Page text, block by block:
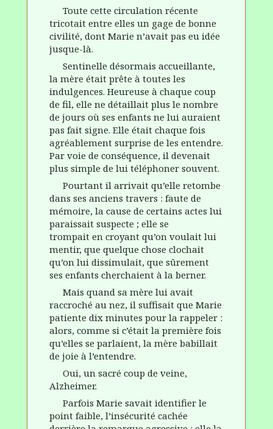
Toute cette circulation récente
tricotait entre elles un gage de bonne
civilité, dont Marie n’avait pas eu idée
jusque-là.
Sentinelle désormais accueillante,
la mère était prête à toutes les
indulgences. Heureuse à chaque coup
de fil, elle ne détaillait plus le nombre
de jours où ses enfants ne lui auraient
pas fait signe. Elle était chaque fois
agréablement surprise de les entendre.
Par voie de conséquence, il devenait
plus simple de lui téléphoner souvent.
Pourtant il arrivait qu’elle retombe
dans ses anciens travers : faute de
mémoire, la cause de certains actes lui
paraissait suspecte ; elle se
trompait en croyant qu’on voulait lui
mentir, que quelque chose clochait
qu’on lui dissimulait, que sûrement
ses enfants cherchaient à la berner.
Mais quand sa mère lui avait
raccroché au nez, il suffisait que Marie
patiente dix minutes pour la rappeler :
alors, comme si c’était la première fois
qu’elles se parlaient, la mère babillait
de joie à l’entendre.
Oui, un sacré coup de veine,
Alzheimer.
Parfois Marie savait identifier le
point faible, l’insécurité cachée